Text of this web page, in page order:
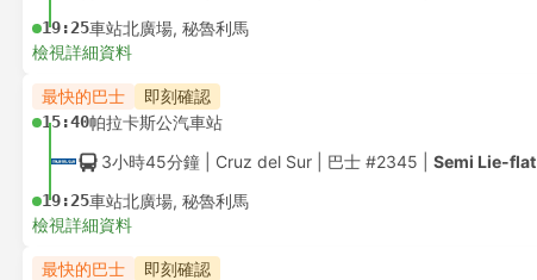
19:25車站北廣場, 秘魯利馬
檢視詳細資料
最快的巴士 即刻確認
15:40帕拉卡斯公汽車站
3小時45分鐘 | Cruz del Sur 巴士 #2345 Semi Lie-flat
19:25車站北廣場, 秘魯利馬
檢視詳細資料
最快的巴士 即刻確認